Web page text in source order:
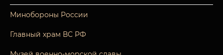
Минобороны России
Главный храм ВС РФ